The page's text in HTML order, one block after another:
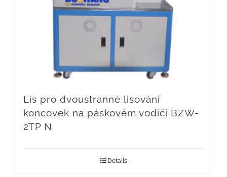
Lis pro dvoustranné lisování
koncovek na páskovém vodiči BZW-
2TP N
Details